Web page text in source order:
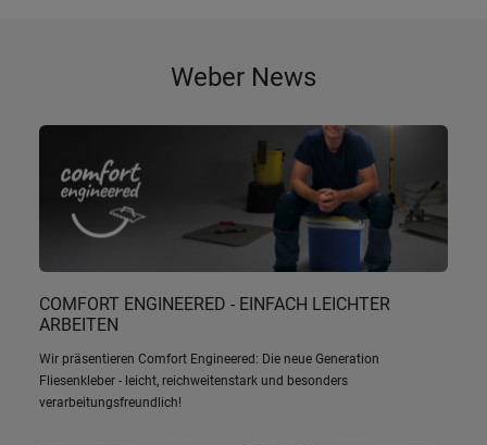
Weber News
COMFORT ENGINEERED - EINFACH LEICHTER
ARBEITEN
Wir präsentieren Comfort Engineered: Die neue Generation
Fliesenkleber - leicht, reichweitenstark und besonders
verarbeitungsfreundlich!